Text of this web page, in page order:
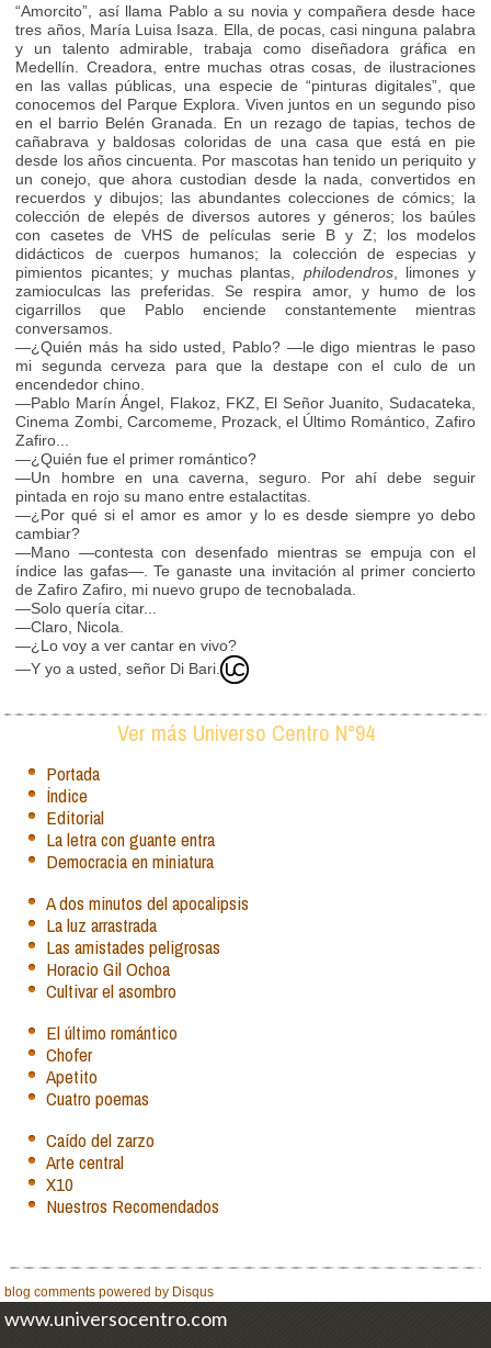
“Amorcito”, así llama Pablo a su novia y compañera desde hace
tres años, María Luisa Isaza. Ella, de pocas, casi ninguna palabra
y un talento admirable, trabaja como diseñadora gráfica en
Medellín. Creadora, entre muchas otras cosas, de ilustraciones
en las vallas públicas, una especie de “pinturas digitales”, que
conocemos del Parque Explora. Viven juntos en un segundo piso
en el barrio Belén Granada. En un rezago de tapias, techos de
cañabrava y baldosas coloridas de una casa que está en pie
desde los años cincuenta. Por mascotas han tenido un periquito y
un conejo, que ahora custodian desde la nada, convertidos en
recuerdos y dibujos; las abundantes colecciones de cómics; la
colección de elepés de diversos autores y géneros; los baúles
con casetes de VHS de películas serie B y Z; los modelos
didácticos de cuerpos humanos; la colección de especias y
pimientos picantes; y muchas plantas, philodendros, limones y
zamioculcas las preferidas. Se respira amor, y humo de los
cigarrillos que Pablo enciende constantemente mientras
conversamos.
—¿Quién más ha sido usted, Pablo? —le digo mientras le paso
mi segunda cerveza para que la destape con el culo de un
encendedor chino.
—Pablo Marín Ángel, Flakoz, FKZ, El Señor Juanito, Sudacateka,
Cinema Zombi, Carcomeme, Prozack, el Último Romántico, Zafiro
Zafiro...
—¿Quién fue el primer romántico?
—Un hombre en una caverna, seguro. Por ahí debe seguir
pintada en rojo su mano entre estalactitas.
—¿Por qué si el amor es amor y lo es desde siempre yo debo
cambiar?
—Mano —contesta con desenfado mientras se empuja con el
índice las gafas—. Te ganaste una invitación al primer concierto
de Zafiro Zafiro, mi nuevo grupo de tecnobalada.
—Solo quería citar...
—Claro, Nicola.
—¿Lo voy a ver cantar en vivo?
—Y yo a usted, señor Di Bari.
Ver más Universo Centro N°94
Portada
Índice
Editorial
La letra con guante entra
Democracia en miniatura
A dos minutos del apocalipsis
La luz arrastrada
Las amistades peligrosas
Horacio Gil Ochoa
Cultivar el asombro
El último romántico
Chofer
Apetito
Cuatro poemas
Caído del zarzo
Arte central
X10
Nuestros Recomendados
blog comments powered by Disqus
www.universocentro.com